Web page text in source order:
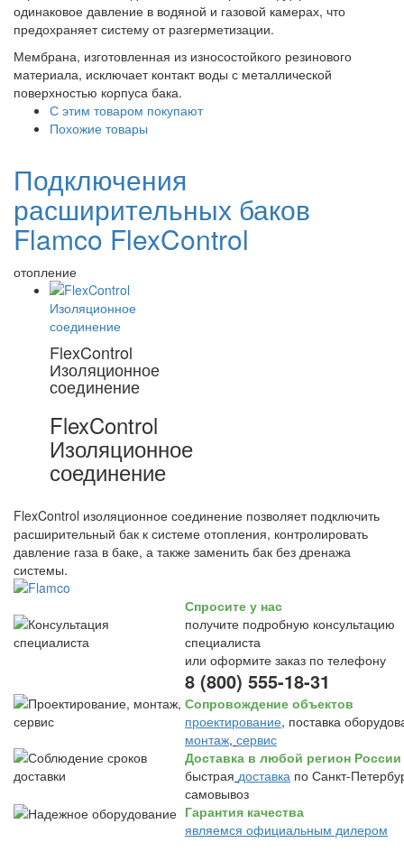
одинаковое давление в водяной и газовой камерах, что
предохраняет систему от разгерметизации.
Мембрана, изготовленная из износостойкого резинового
материала, исключает контакт воды с металлической
поверхностью корпуса бака.
С этим товаром покупают
Похожие товары
Подключения
расширительных баков
Flamco FlexControl
отопление
FlexControl
Изоляционное
соединение
FlexControl
Изоляционное
соединение
FlexControl изоляционное соединение позволяет подключить
расширительный бак к системе отопления, контролировать
давление газа в баке, а также заменить бак без дренажа
системы.
Спросите у нас
получите подробную консультацию
специалиста
или оформите заказ по телефону
8 (800) 555-18-31
Сопровождение объектов
проектирование, поставка
монтаж, сервис
Доставка в любой регион России
быстрая доставка по Санкт-
самовывоз
Гарантия качества
являемся официальным дилером